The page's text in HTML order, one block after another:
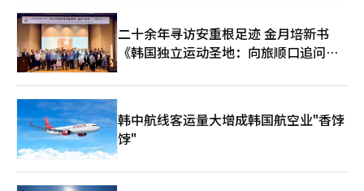
改变以无敌连击为中心的战斗元。 新服务器‘唯一无二’也将开
放。为了让新用户和回归用户能够快速加入核心内容，将提供装备
支持全套和成长指南。同时，还将提供获得最高等级神话装备的机
会。 Netmarble还公开了2026年的更新路线图。第二季度将推出
首个神话 dungeon‘猛毒的花园’、职业变更权的改善以及PvE
内容‘试炼之塔’。第三季度将更新新职业‘龙骑士’，并推出首
个独特等级‘鬼天’装备和新鬼天武器。同时也将进行血风之地的
改善工作。 第四季度将计划推出新职业和服务8周年纪念活动及更
新，并展示《剑灵：革命》的新区域和剧情。 Netmarble在更新
之前正在特设网站进行预约。参与的用户将获得+10强化的闪耀古
代装备全套、100%古代强化成功券、100%古代损坏恢复券和特
二十余年寻访安重根足迹 金月培新书
《韩国独立运动圣地：向旅顺口追问历
韩中航线客运量大增成韩国航空业"香饽
饽"